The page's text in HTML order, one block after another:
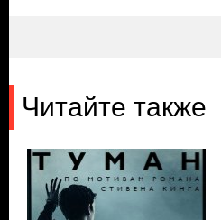
Читайте также